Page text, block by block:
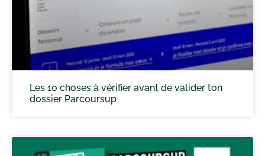
Les 10 choses à vérifier avant de valider ton
dossier Parcoursup